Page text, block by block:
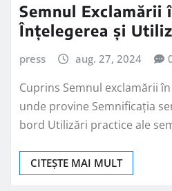
Semnul Exclamării
Înțelegerea și
press aug. 27, 2024
Cuprins Semnul exclamării
unde provine Semnificația
bord Utilizări practice ale
CITEȘTE MAI MULT